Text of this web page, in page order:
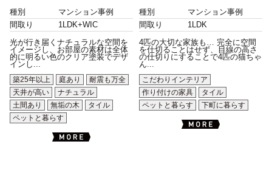
種別
マンション事例
間取り
1LDK+WIC
光が行き届くナチュラルな空間を
イメージし、お部屋の素材は全体
的に明るい色のクリア塗装でデザ
インし...
築25年以上
庭あり
耐震も万全
天井が高い
ナチュラル
土間あり
無垢の木
タイル
ペットと暮らす
種別
マンション事例
間取り
1LDK
4匹の大切な家族も… 完全に空間
を仕切ることはせず、目線の高さ
の仕切りにすることで4匹の猫ちゃ
ん...
こだわりインテリア
作り付けの家具
タイル
ペットと暮らす
下町に暮らす